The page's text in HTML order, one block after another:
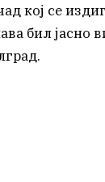
кој се
бил јасно